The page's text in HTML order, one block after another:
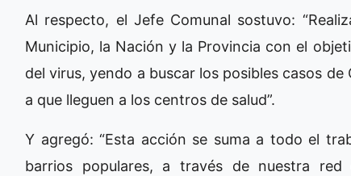
Al respecto, el Jefe Comunal sostuvo:
Municipio, la Nación y la Provincia con el
del virus, yendo a buscar los posibles casos
a que lleguen a los centros de salud”.
Y agregó: “Esta acción se suma a todo el
barrios populares, a través de nuestra